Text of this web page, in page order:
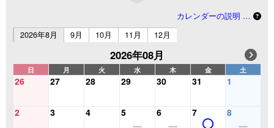
カレンダーの説明 …
2026年8月
9月 10月 11月 12月
2026年08月
日 月 火 水 木 金 土
26 27 28 29 30 31 1
2 3 4 5 6 7 8